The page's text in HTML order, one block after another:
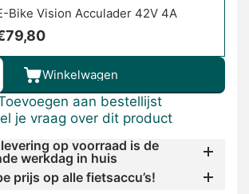
Bike Vision Acculader 42V 4A
79,80
Winkelwagen
aan bestellijst
je vraag over dit product
op voorraad is de
werkdag in huis
prijs op alle fietsaccu’s!